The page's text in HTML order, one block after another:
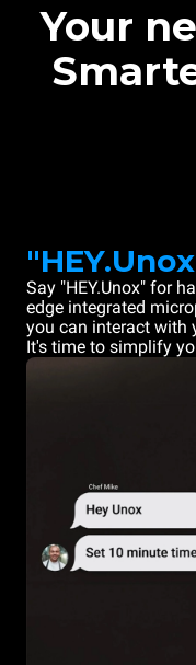
Your
Say "HEY.Unox" for
edge integrated
you can interact with
It's time to simplify